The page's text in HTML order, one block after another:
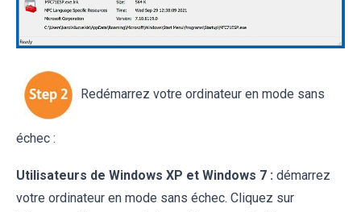
Redémarrez votre ordinateur en mode sans
échec :
Utilisateurs de Windows XP et Windows 7 : démarrez
votre ordinateur en mode sans échec. Cliquez sur